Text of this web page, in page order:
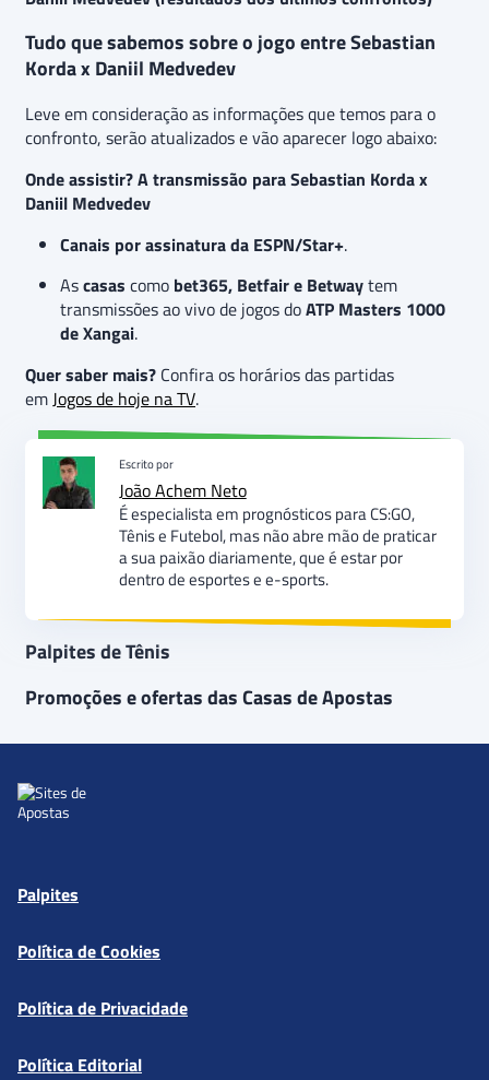
Tudo que sabemos sobre o jogo entre Sebastian
Korda x Daniil Medvedev
Leve em consideração as informações que temos para o
confronto, serão atualizados e vão aparecer logo abaixo:
Onde assistir? A transmissão para Sebastian Korda x
Daniil Medvedev
Canais por assinatura da ESPN/Star+.
Ascasas como bet365, Betfair e Betwaytem
transmissões ao vivo de jogos doATP Masters 1000
de Xangai.
Quer saber mais? Confira os horários das partidas
emJogos de hoje na TV.
Escrito por
João Achem Neto
É especialista em prognósticos para CS:GO,
Tênis e Futebol, mas não abre mão de praticar
a sua paixão diariamente, que é estar por
dentro de esportes e e-sports.
Palpites de Tênis
Promoções e ofertas das Casas de Apostas
Palpites
Política de Cookies
Política de Privacidade
Política Editorial